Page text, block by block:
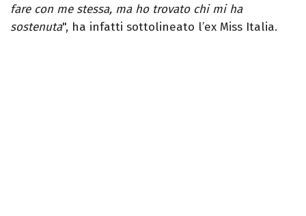
fare con me stessa, ma ho trovato chi mi ha
sostenuta", ha infatti sottolineato l’ex Miss Italia.